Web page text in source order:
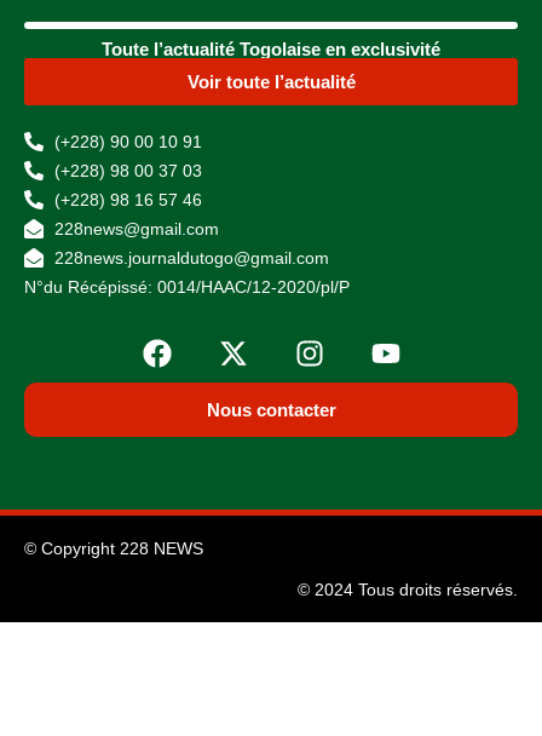
Toute l’actualité Togolaise en exclusivité
Voir toute l’actualité
(+228) 90 00 10 91
(+228) 98 00 37 03
(+228) 98 16 57 46
228news@gmail.com
228news.journaldutogo@gmail.com
N°du Récépissé: 0014/HAAC/12-2020/pl/P
Nous contacter
© Copyright 228 NEWS
© 2024 Tous droits réservés.